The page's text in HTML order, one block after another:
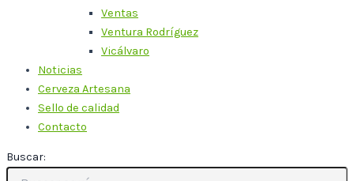
Ventas
Ventura Rodríguez
Vicálvaro
Noticias
Cerveza Artesana
Sello de calidad
Contacto
Buscar: